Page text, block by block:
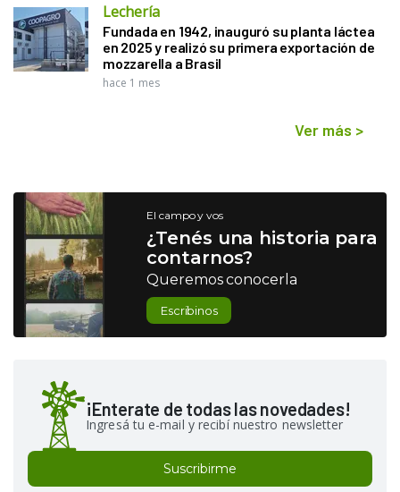
Lechería
Fundada en 1942, inauguró su planta láctea
en 2025 y realizó su primera exportación de
mozzarella a Brasil
hace 1 mes
Ver más >
El campo y vos
¿Tenés una historia para
contarnos?
Queremos conocerla
Escribinos
¡Enterate de todas las novedades!
Ingresá tu e-mail y recibí nuestro newsletter
Suscribirme